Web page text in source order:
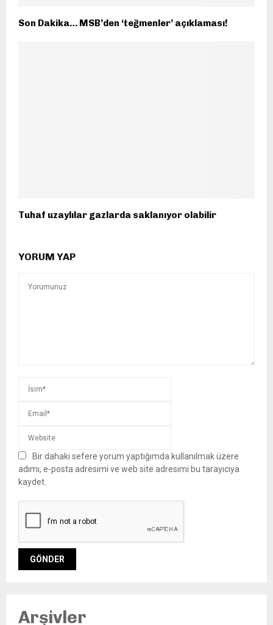
Son Dakika… MSB’den ‘teğmenler’ açıklaması!
Tuhaf uzaylılar gazlarda saklanıyor olabilir
YORUM YAP
Bir dahaki sefere yorum yaptığımda kullanılmak üzere
adımı, e-posta adresimi ve web site adresimi bu tarayıcıya
kaydet.
Arşivler